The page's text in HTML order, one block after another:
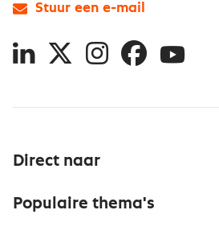
Direct naar
Populaire thema's
Stuur een e-mail
LinkedIn
X InstagramFacebookYouTube